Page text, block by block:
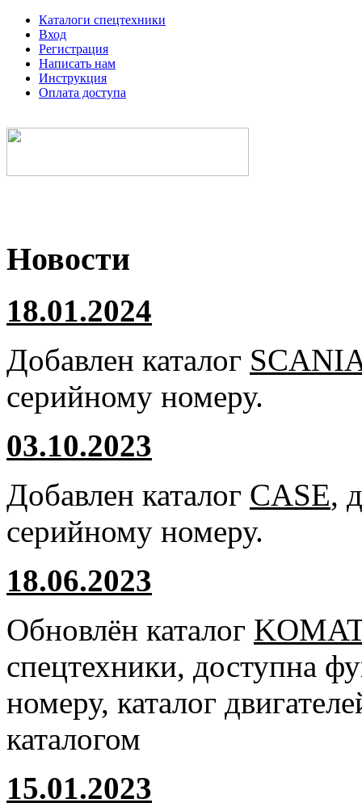
Каталоги спецтехники
Вход
Регистрация
Написать нам
Инструкция
Оплата доступа
Новости
18.01.2024
Добавлен каталог
серийному номеру.
03.10.2023
Добавлен каталог CASE,
серийному номеру.
18.06.2023
Обновлён каталог
спецтехники, доступна
номеру, каталог
каталогом
15.01.2023